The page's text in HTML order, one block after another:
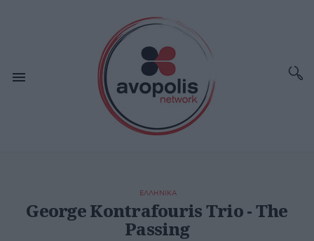
ΕΛΛΗΝΙΚΑ
George Kontrafouris Trio - The
Passing